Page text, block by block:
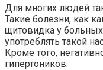
Для многих людей
Такие болезни, как
щитовидка у
употреблять такой
Кроме того,
гипертоников.